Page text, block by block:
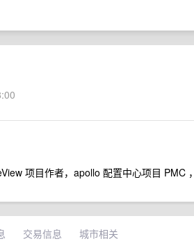
项目作者，apollo 配置中心项目 PMC
交易信息 城市相关